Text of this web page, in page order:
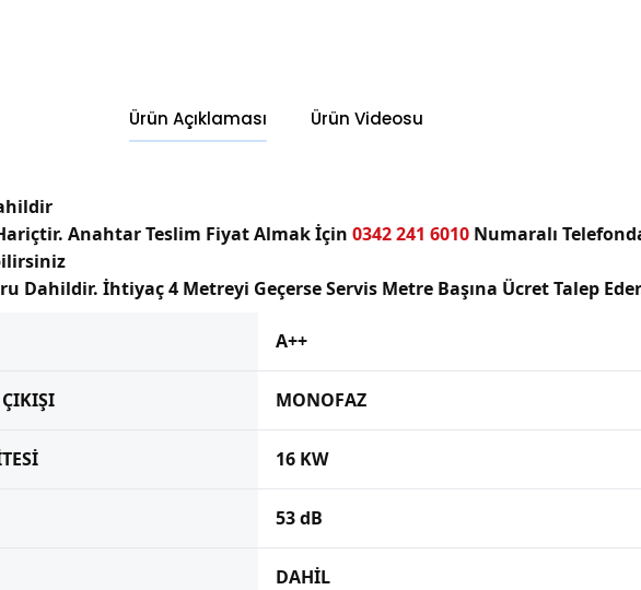
Ürün Açıklaması Ürün Videosu
Anahtar Teslim Fiyat Almak İçin 0342 241 6010 Numaralı
Dahildir. İhtiyaç 4 Metreyi Geçerse Servis Metre Başına Ücret Talep
A++
ÇIKIŞI MONOFAZ
16 KW
53 dB
DAHİL